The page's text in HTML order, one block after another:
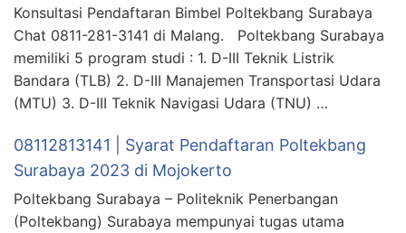
Konsultasi Pendaftaran Bimbel Poltekbang Surabaya
Chat 0811-281-3141 di Malang. Poltekbang Surabaya
memiliki 5 program studi : 1. D-III Teknik Listrik
Bandara (TLB) 2. D-III Manajemen Transportasi Udara
(MTU) 3. D-III Teknik Navigasi Udara (TNU) …
08112813141 | Syarat Pendaftaran Poltekbang
Surabaya 2023 di Mojokerto
Poltekbang Surabaya – Politeknik Penerbangan
(Poltekbang) Surabaya mempunyai tugas utama